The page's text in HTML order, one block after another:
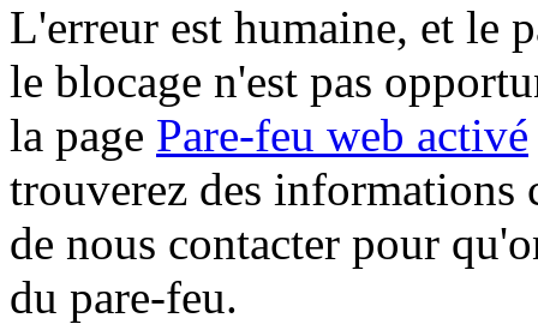
L'erreur est humaine, et le
le blocage n'est pas
la page Pare-feu web activé
trouverez des informations
de nous contacter pour
du pare-feu.